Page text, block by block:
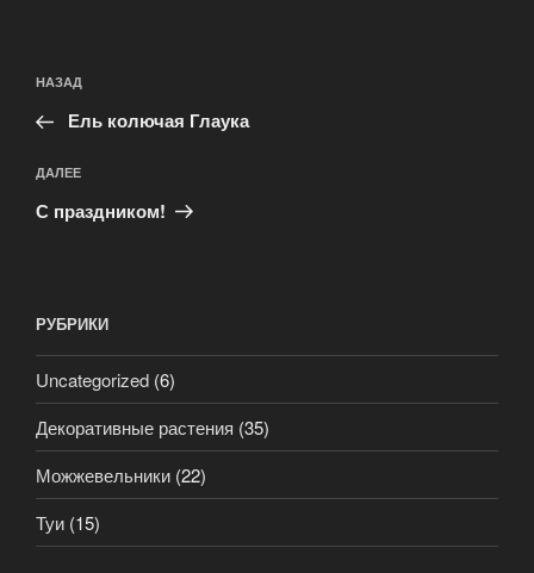
НАЗАД
Ель колючая Глаука
ДАЛЕЕ
С праздником!
РУБРИКИ
Uncategorized (6)
Декоративные растения (35)
Можжевельники (22)
Туи (15)